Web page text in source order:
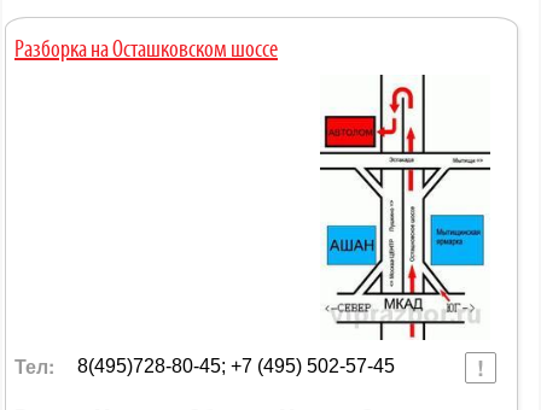
Разборка на Осташковском шоссе
Тел: 8(495)728-80-45; +7 (495) 502-57-45